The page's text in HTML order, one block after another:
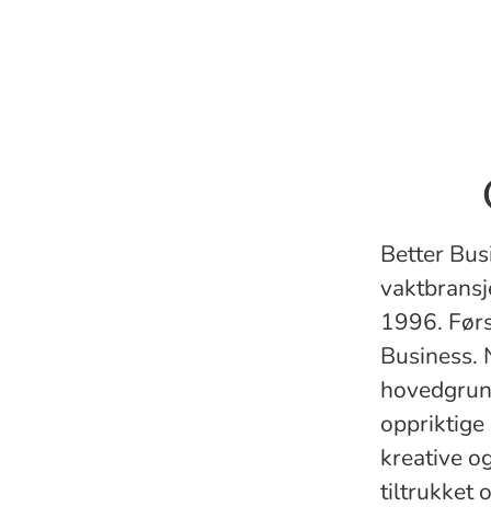
Better
1996.
Business.
oppriktige
kreative
tiltrukket